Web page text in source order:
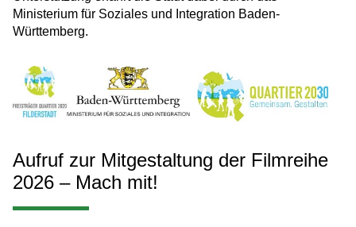
Ministerium für Soziales und Integration Baden-
Württemberg.
Aufruf zur Mitgestaltung der Filmreihe
2026 – Mach mit!